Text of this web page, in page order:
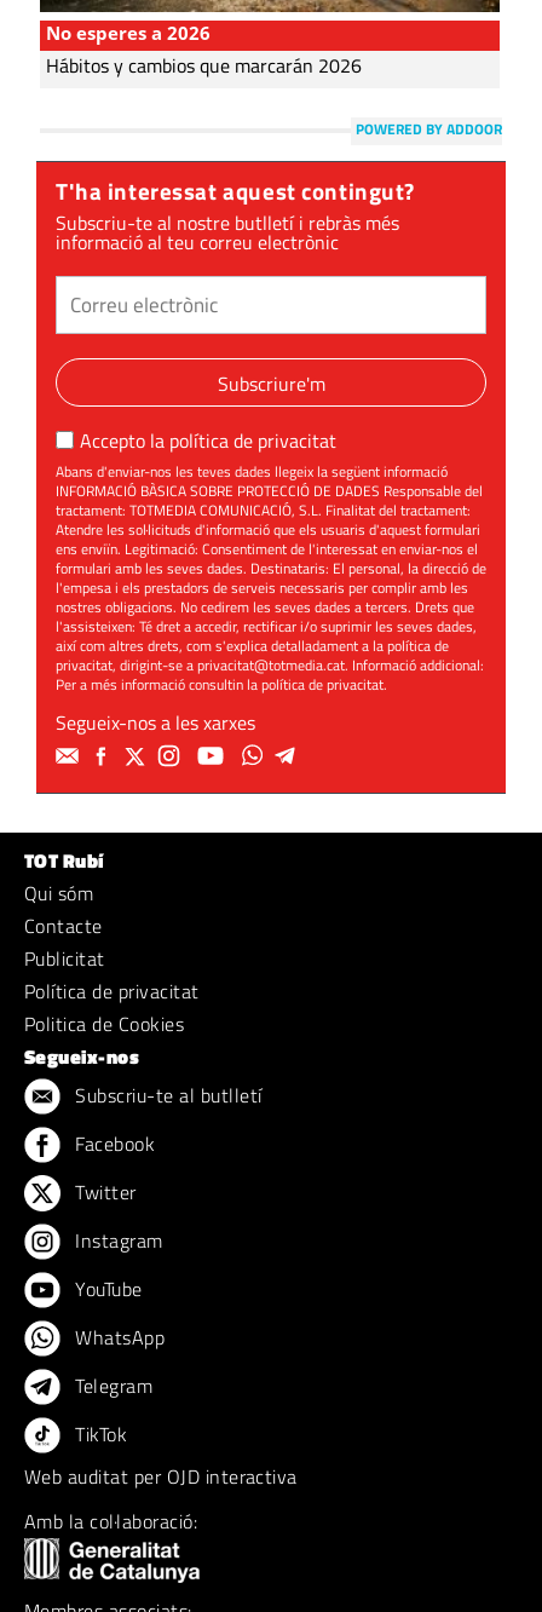
No esperes a 2026
Hábitos y cambios que marcarán 2026
POWERED BY ADDOOR
T'ha interessat aquest contingut?
Subscriu-te al nostre butlletí i rebràs més
informació al teu correu electrònic
Subscriure'm
Accepto la política de privacitat
Abans d'enviar-nos les teves dades llegeix la següent informació
INFORMACIÓ BÀSICA SOBRE PROTECCIÓ DE DADES Responsable del
tractament: TOTMEDIA COMUNICACIÓ, S.L. Finalitat del tractament:
Atendre les sol·licituds d'informació que els usuaris d'aquest formulari
ens enviïn. Legitimació: Consentiment de l'interessat en enviar-nos el
formulari amb les seves dades. Destinataris: El personal, la direcció de
l'empesa i els prestadors de serveis necessaris per complir amb les
nostres obligacions. No cedirem les seves dades a tercers. Drets que
l'assisteixen: Té dret a accedir, rectificar i/o suprimir les seves dades,
així com altres drets, com s'explica detalladament a la política de
privacitat, dirigint-se aprivacitat@totmedia.cat. Informació addicional:
Per a més informació consultin lapolítica de privacitat.
Segueix-nos a les xarxes
TOT Rubí
Qui sóm
Contacte
Publicitat
Política de privacitat
Politica de Cookies
Segueix-nos
Subscriu-te al butlletí
Facebook
Twitter
Instagram
YouTube
WhatsApp
Telegram
TikTok
Web auditat per OJD interactiva
Amb la col·laboració: